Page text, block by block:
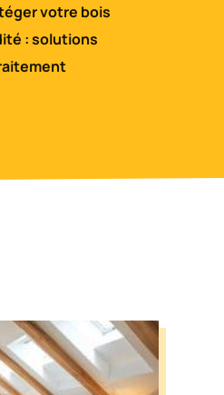
votre bois
: solutions